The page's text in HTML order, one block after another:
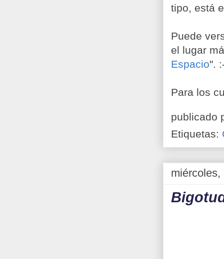
tipo, está
Puede
el lugar
Espacio".
Para los
publicado
Etiquetas:
miércoles,